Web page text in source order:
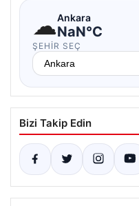
☁Ankara
NaN°C
ŞEHIR SEÇ
Bizi Takip Edin